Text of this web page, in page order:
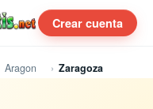
Crear cuenta
Aragon Zaragoza